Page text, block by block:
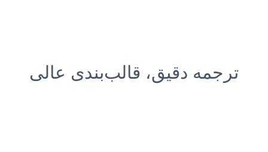
ترجمه دقیق، قالب‌بندی عالی